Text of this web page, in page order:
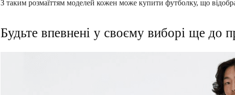
З таким розмаїттям моделей кожен може купити футболку, що
Будьте впевнені у своєму виборі ще до